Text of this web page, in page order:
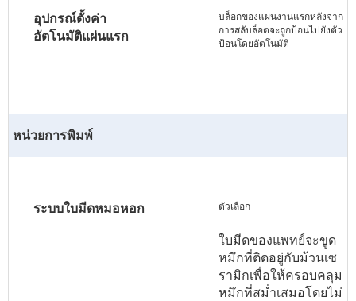
อุปกรณ์ตั้งค่า
อัตโนมัติแผ่นแรก
บล็อกของแผ่นงานแรกหลังจาก
การสลับล็อตจะถูกป้อนไปยังตัว
ป้อนโดยอัตโนมัติ
หน่วยการพิมพ์
ระบบใบมีดหมอหอก ตัวเลือก
ใบมีดของแพทย์จะขูด
หมึกที่ติดอยู่กับม้วนเซ
รามิกเพื่อให้ครอบคลุม
หมึกที่สม่ำเสมอโดยไม่